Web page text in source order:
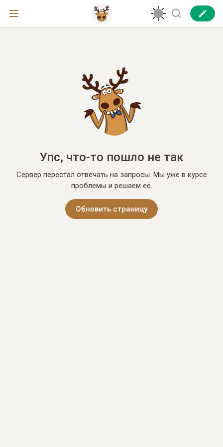
Упс, что-то пошло не так
Сервер перестал отвечать на запросы. Мы уже в курсе
проблемы и решаем её.
Обновить страницу